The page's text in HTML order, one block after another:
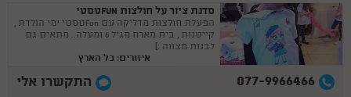
סדנת ציור על חולצות FUNטסטי
הפעלת חולצות מדליקה עם Funטסטי ימי הולדת ,
קייטנות , בית מארח מגיל 6 ומעלה.. מתאים גם
לבנות מצווה :)
איזורים: כל הארץ
077-9966466 התקשרו אלי